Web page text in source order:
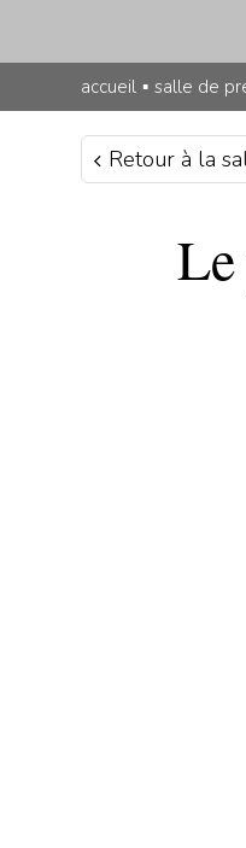
accueil ▪ salle de
Retour à la